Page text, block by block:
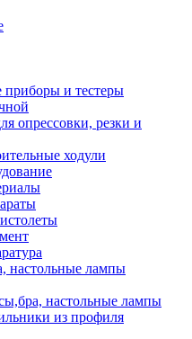
приборы и тестеры
опрессовки, резки и
ходули
настольные лампы
настольные лампы
из профиля